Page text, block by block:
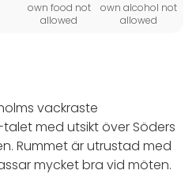
own food not
allowed
own alcohol not
allowed
vackraste
med utsikt över Söders
Rummet är utrustad med
mycket bra vid möten.